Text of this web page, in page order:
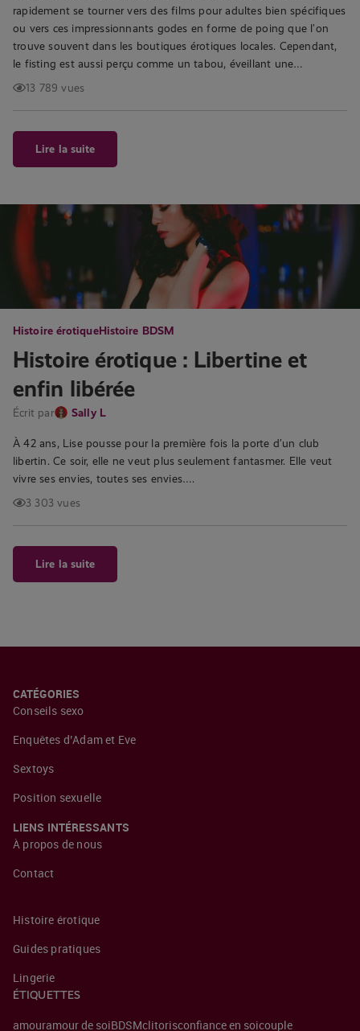
rapidement se tourner vers des films pour adultes bien spécifiques
ou vers ces impressionnants godes en forme de poing que l’on
trouve souvent dans les boutiques érotiques locales. Cependant,
le fisting est aussi perçu comme un tabou, éveillant une…
13 789 vues
Lire la suite
Histoire érotiqueHistoire BDSM
Histoire érotique : Libertine et
enfin libérée
Écrit par Sally L
À 42 ans, Lise pousse pour la première fois la porte d’un club
libertin. Ce soir, elle ne veut plus seulement fantasmer. Elle veut
vivre ses envies, toutes ses envies….
3 303 vues
Lire la suite
CATÉGORIES
Conseils sexo
Enquêtes d’Adam et Eve
Sextoys
Position sexuelle
LIENS INTÉRESSANTS
À propos de nous
Contact
Histoire érotique
Guides pratiques
Lingerie
ÉTIQUETTES
amouramour de soiBDSMclitorisconfiance en soicouple